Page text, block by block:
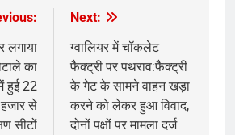
लगाया
का
हुई 22
से
सीटों
Next:
ग्वालियर में चॉकलेट
फैक्ट्री पर पथराव:फैक्ट्री
के गेट के सामने वाहन खड़ा
करने को लेकर हुआ विवाद,
दोनों पक्षों पर मामला दर्ज